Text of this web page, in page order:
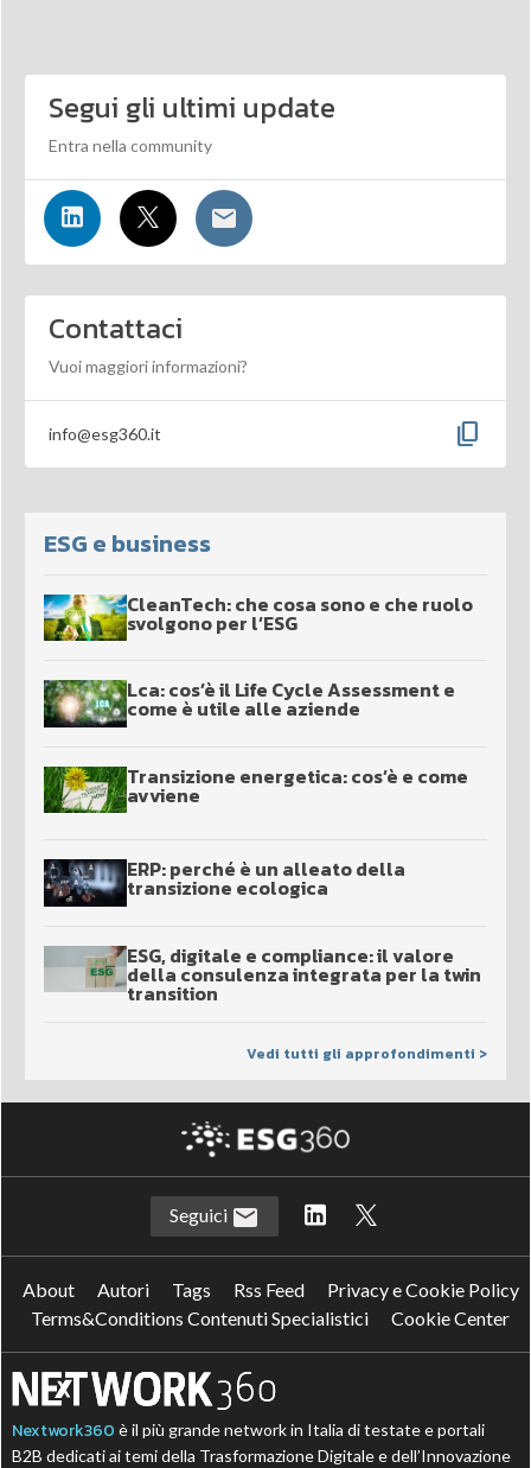
Segui gli ultimi update
Entra nella community
Contattaci
Vuoi maggiori informazioni?
info@esg360.it content_copy
ESG e business
CleanTech: che cosa sono e che ruolo
svolgono per l’ESG
Lca: cos’è il Life Cycle Assessment e
come è utile alle aziende
Transizione energetica: cos’è e come
avviene
ERP: perché è un alleato della
transizione ecologica
ESG, digitale e compliance: il valore
della consulenza integrata per la twin
transition
Vedi tutti gli approfondimenti >
Seguici
About Autori Tags Rss Feed
Privacy e Cookie Policy
Terms&Conditions Contenuti Specialistici
Cookie Center
Nextwork360 è il più grande network in Italia di testate e portali
B2B dedicati ai temi della Trasformazione Digitale e dell’Innovazione